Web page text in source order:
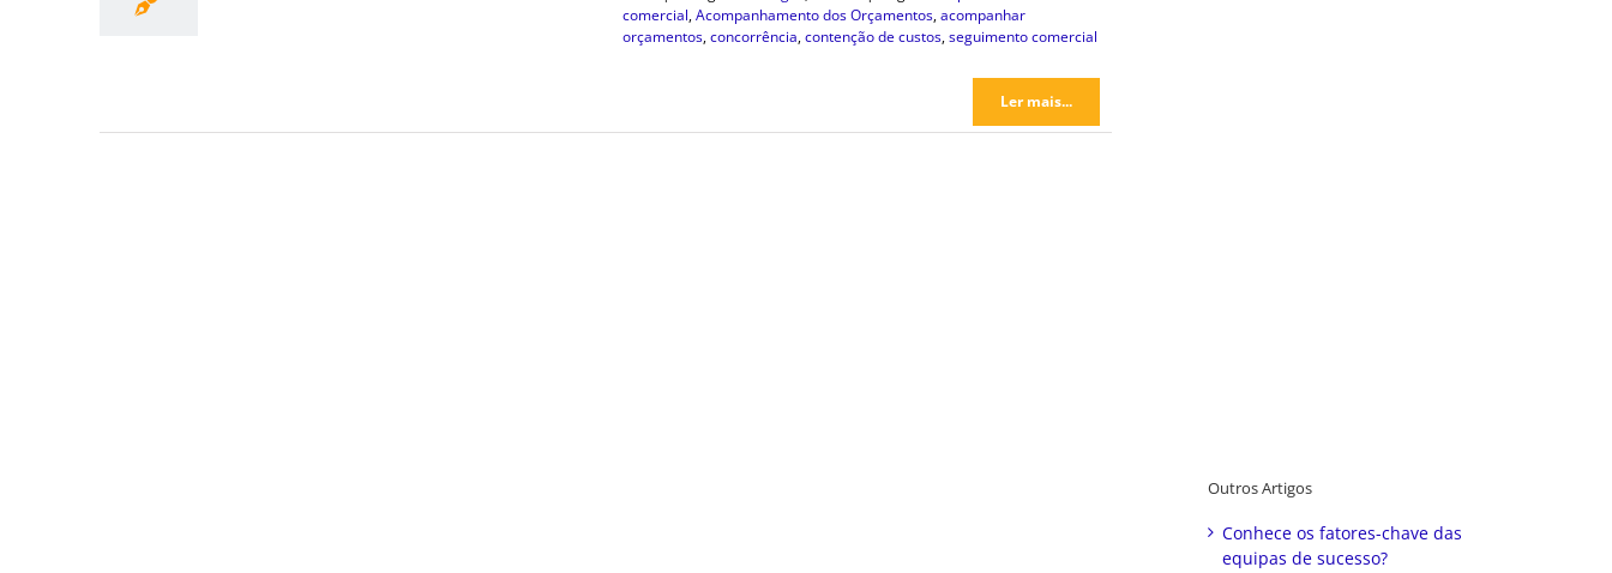
comercial,Acompanhamento dos Orçamentos,acompanhar
orçamentos,concorrência,contenção de custos,seguimento comercial
Ler mais...
Outros Artigos
Conhece os fatores-chave das
equipas de sucesso?